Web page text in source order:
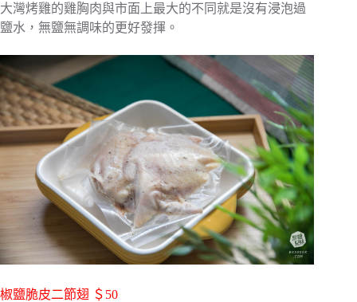
大灣烤雞的雞胸肉與市面上最大的不同就是沒有浸泡過
鹽水，無鹽無調味的更好發揮。
椒鹽脆皮二節翅 ＄50